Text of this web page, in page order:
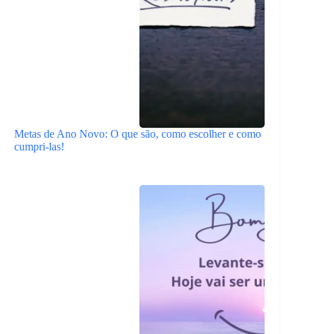
Metas de Ano Novo: O que são, como escolher e como
cumpri-las!